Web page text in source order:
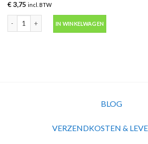
€3,75 incl. BTW
OTR.007 Stainless Dirty Chrome Soultip Paint
IN WINKELWAGEN
BLOG
VERZENDKOSTEN &